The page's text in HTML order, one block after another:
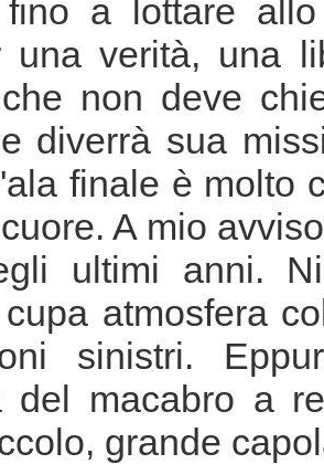
fino a lottare
una verità, una
non deve
diverrà sua
finale è molto
A mio
ultimi anni.
atmosfera
sinistri.
del macabro a
grande